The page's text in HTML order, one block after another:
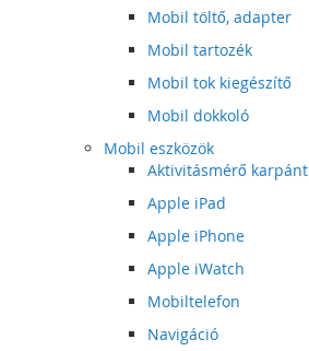
Mobil töltő, adapter
Mobil tartozék
Mobil tok kiegészítő
Mobil dokkoló
Mobil eszközök
Aktivitásmérő karpánt
Apple iPad
Apple iPhone
Apple iWatch
Mobiltelefon
Navigáció